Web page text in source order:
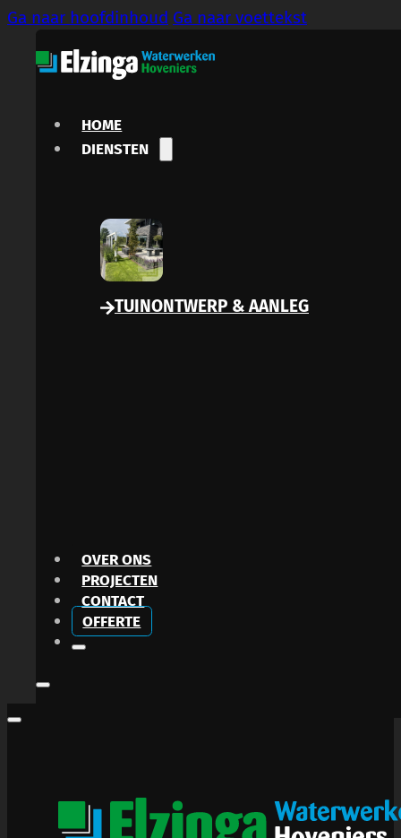
Ga naar hoofdinhoud Ga naar voettekst
HOME
DIENSTEN
TUINONTWERP & AANLEG
OVER ONS
PROJECTEN
CONTACT
OFFERTE